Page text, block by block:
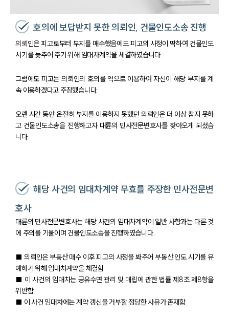
호의에 보답받지 못한 의뢰인, 건물인도소송 진행
의뢰인은 피고로부터 부지를 매수했음에도 피고의 사정이 딱하여 건물인도
시기를 늦추어 주기 위해 임대차계약을 체결하였습니다.
그럼에도 피고는 의뢰인의 호의를 역으로 이용하여 자신이 해당 부지를 계
속 이용하겠다고 주장했습니다.
오랜 시간 동안 온전히 부지를 이용하지 못했던 의뢰인은 더 이상 참지 못하
고 건물인도소송을 진행하고자 대륜의 민사전문변호사를 찾아오게 되셨습
니다.
해당 사건의 임대차계약 무효를 주장한 민사전문변
호사
대륜의 민사전문변호사는 해당 사건의 임대차계약이 일반 사항과는 다른 것
에 주의를 기울이며 건물인도소송을 진행하였습니다.
■ 의뢰인은 부동산 매수 이후 피고의 사정을 봐주어 부동산 인도 시기를 유
예하기 위해 임대차계약을 체결함
■ 이 사건의 임대차는 공유수면 관리 및 매립에 관한 법률 제8조 제8항을
위반함
■ 이 사건 임대차에는 계약 갱신을 거부할 정당한 사유가 존재함